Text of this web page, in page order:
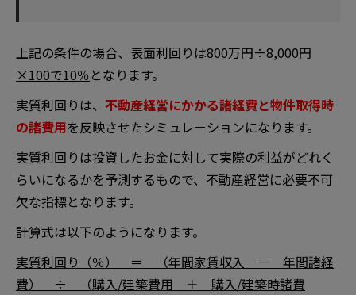
上記の条件の場合、表面利回りは800万円÷8,000円
×100で10％ となります。
実質利回りは、 不動産経営にかかる諸経費と物件取得時
の諸費用を反映させたシミュレーションになります。
実質利回りは投資したお金に対して実際の利益がどれく
らいになるかを予測するもので、不動産経営に必要不可
欠な指標となります。
計算式は以下のようになります。
実質利回り（％） ＝ （年間家賃収入 － 年間諸経
費） ÷ （購入/建築費用 ＋ 購入/建築時諸費